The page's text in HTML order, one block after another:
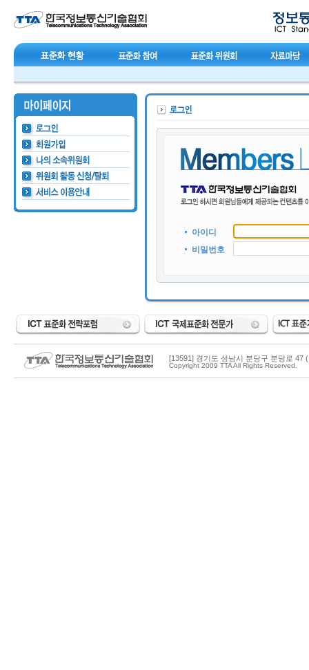
아이디
비밀번호
[13591] 경기도 성남시 분당구 분당로 47
Copyright 2009 TTA All Rights Reserved.